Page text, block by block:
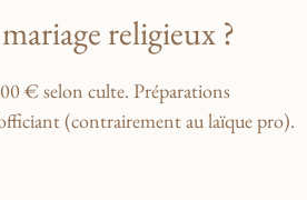
religieux ?
€ selon culte. Préparations
(contrairement au laïque pro).